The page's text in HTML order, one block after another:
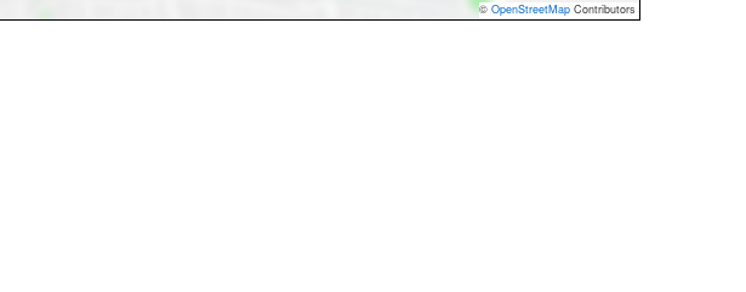
© OpenStreetMap Contributors